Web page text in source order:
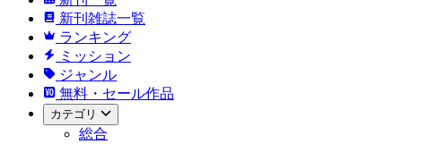
新刊雑誌一覧
ランキング
ミッション
ジャンル
無料・セール作品
カテゴリ
総合